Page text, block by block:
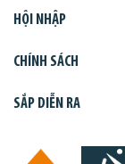
HỘI NHẬP
CHÍNH SÁCH
SẮP DIỄN RA